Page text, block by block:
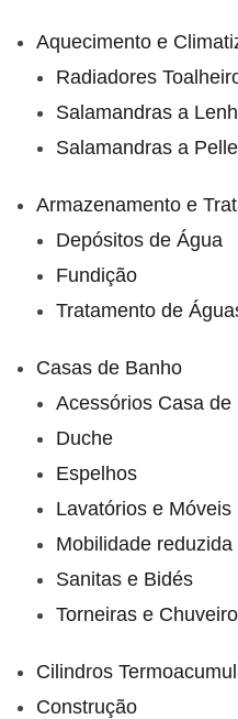
Aquecimento e
Radiadores
Salamandras a
Salamandras a
Armazenamento e
Depósitos de Água
Fundição
Tratamento de
Casas de Banho
Acessórios Casa de
Duche
Espelhos
Lavatórios e Móveis
Mobilidade reduzida
Sanitas e Bidés
Torneiras e
Cilindros
Construção